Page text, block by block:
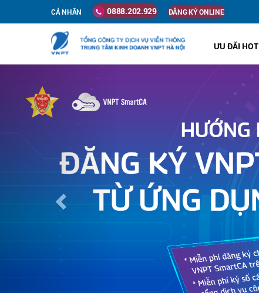
CÁ NHÂN 0888.202.929 ĐĂNG KÝ ONLINE
ƯU ĐÃI HOT